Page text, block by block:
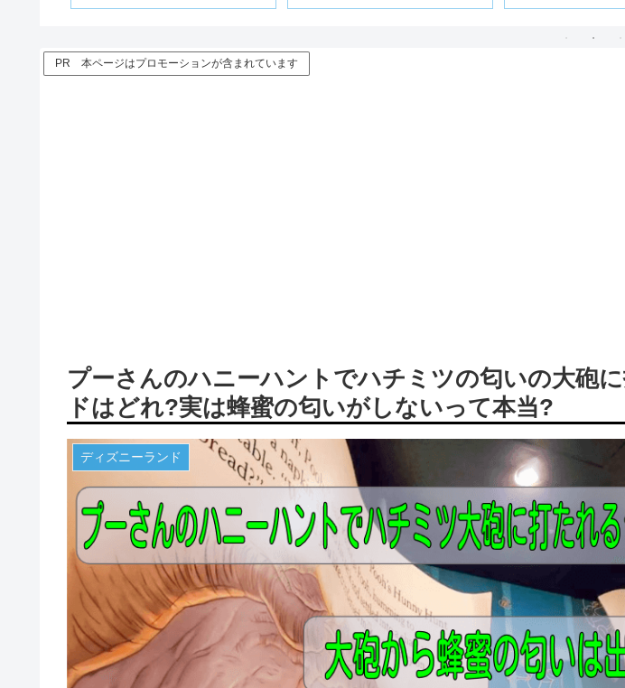
PR 本ページはプロモーションが含まれています
プーさんのハニーハントでハチミツの匂いの大砲
ドはどれ?実は蜂蜜の匂いがしないって本当?
ディズニーランド